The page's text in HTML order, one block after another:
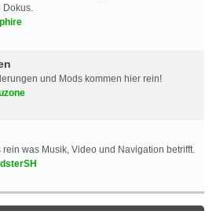
Dokus.
und Mods kommen hier rein!
rein was Musik, Video und Navigation betrifft.